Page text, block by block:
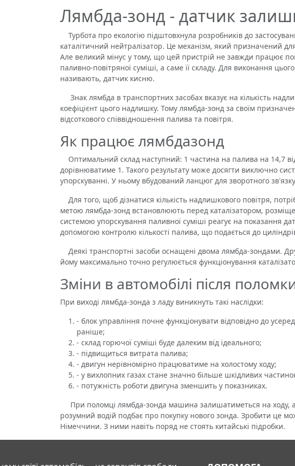
Лямбда-зонд - датчик
Турбота про екологію підштовхнула розробників до
каталітичний нейтралізатор. Це механізм, який призначений
Але великий мінус у тому, що цей пристрій не завжди працює
паливно-повітряної суміші, а саме її складу. Для виконання
називають, датчик кисню.
Знак лямбда в транспортних засобах вказує на кількість
коефіцієнт цього надлишку. Тому лямбда-зонд за своїм
відсоткового співвідношення палива та повітря.
Як працює лямбдазонд
Оптимальний склад наступний: 1 частина на палива на 14,7
дорівнюватиме 1. Такого результату може досягти виключно
упорскуванні. У ньому вбудований ланцюг для зворотного
Для того, щоб дізнатися кількість надлишкового повітря,
метою лямбда-зонд встановлюють перед каталізатором,
системою упорскування паливної суміші реагує на показання
допомогою контролю кількості палива, що подається до
Деякі транспортні засоби оснащені двома лямбда-зондами.
йому максимально точно регулюється функціонування
Зміни в автомобілі після
При виході лямбда-зонда з ладу виникнуть такі наслідки:
- блок управління почне функціонувати відповідно до
раніше;
- склад горючої суміші буде далеким від ідеального;
- підвищиться витрата палива;
- двигун нерівномірно працюватиме на холостому ходу;
- у вихлопних газах стане значно більше шкідливих
- потужність роботи двигуна зменшить у показниках.
При поломці лямбда-зонда машина залишатиметься на ходу,
розумний водій подбає про покупку нового зонда. Зробити це
Німеччини. З ними навіть поряд не стоять китайські підробки.